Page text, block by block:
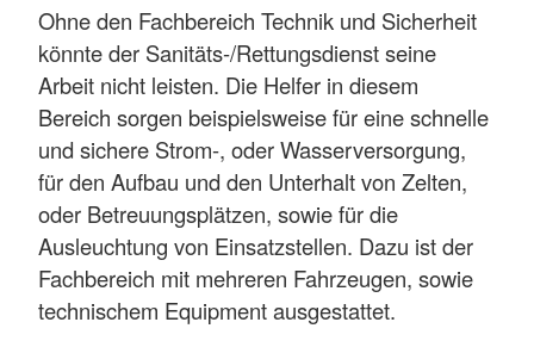
Ohne den Fachbereich Technik und Sicherheit
könnte der Sanitäts-/Rettungsdienst seine
Arbeit nicht leisten. Die Helfer in diesem
Bereich sorgen beispielsweise für eine schnelle
und sichere Strom-, oder Wasserversorgung,
für den Aufbau und den Unterhalt von Zelten,
oder Betreuungsplätzen, sowie für die
Ausleuchtung von Einsatzstellen. Dazu ist der
Fachbereich mit mehreren Fahrzeugen, sowie
technischem Equipment ausgestattet.